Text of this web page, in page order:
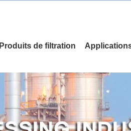
Produits de filtration